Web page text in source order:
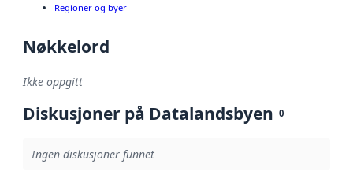
Regioner og byer
Nøkkelord
Ikke oppgitt
Diskusjoner på Datalandsbyen 0
Ingen diskusjoner funnet